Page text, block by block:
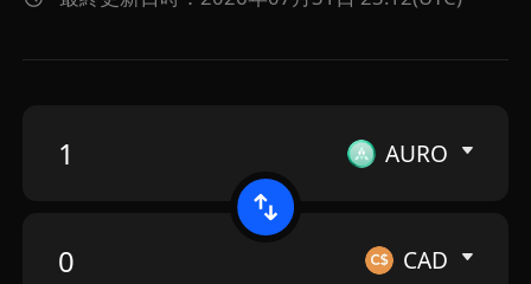
AURO
CAD